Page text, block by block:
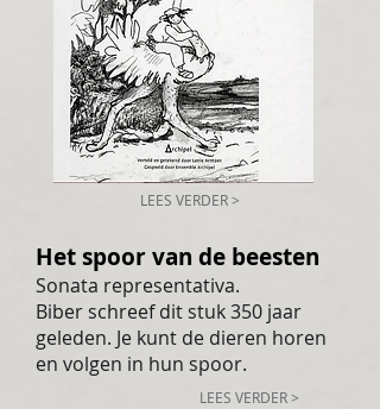
LEES VERDER >
Het spoor van de beesten
Sonata representativa.
Biber schreef dit stuk 350 jaar
geleden. Je kunt de dieren horen
en volgen in hun spoor.
LEES VERDER >